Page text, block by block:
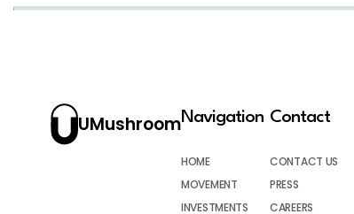
UMushroomNavigation
HOME
MOVEMENT
INVESTMENTS
Contact
CONTACT US
PRESS
CAREERS